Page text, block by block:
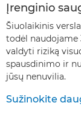
Įrenginio
Šiuolaikinis
todėl naudojame
valdyti riziką
spausdinimo ir
jūsų nenuvilia.
Sužinokite